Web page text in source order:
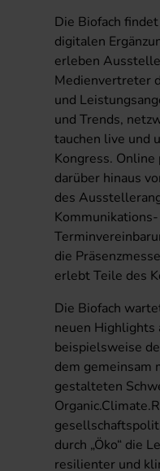
Die Biofach
digitalen
erleben
Medienvertreter
und
und Trends,
tauchen live und
Kongress.
darüber hinaus
des
die
erlebt Teile des
Die Biofach
neuen Highlights
beispielsweise
dem gemeinsam
gestalteten
durch „Öko“ die
resilienter und